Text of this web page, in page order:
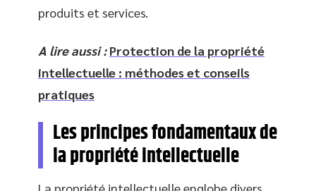
produits et services.
A lire aussi : Protection de la propriété
intellectuelle : méthodes et conseils
pratiques
Les principes fondamentaux de
la propriété intellectuelle
La propriété intellectuelle englobe divers